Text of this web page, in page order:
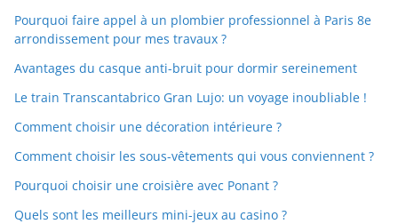
Pourquoi faire appel à un plombier professionnel à Paris 8e
arrondissement pour mes travaux ?
Avantages du casque anti-bruit pour dormir sereinement
Le train Transcantabrico Gran Lujo: un voyage inoubliable !
Comment choisir une décoration intérieure ?
Comment choisir les sous-vêtements qui vous conviennent ?
Pourquoi choisir une croisière avec Ponant ?
Quels sont les meilleurs mini-jeux au casino ?